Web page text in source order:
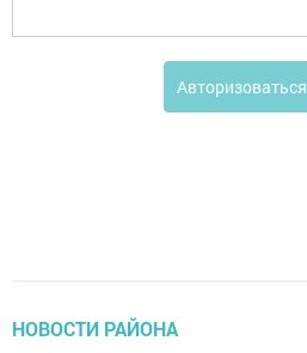
Авторизоваться
НОВОСТИ РАЙОНА